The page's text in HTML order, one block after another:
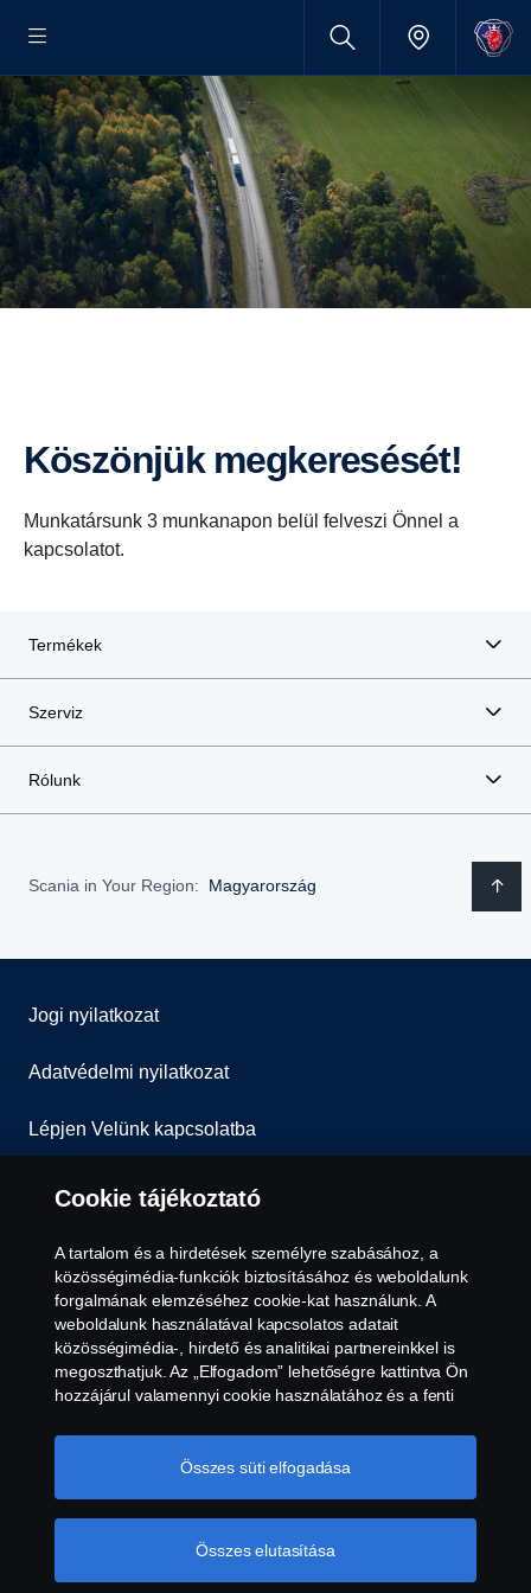
Köszönjük megkeresését!
Munkatársunk 3 munkanapon belül felveszi Önnel a
kapcsolatot.
Termékek
Szerviz
Rólunk
Scania in Your Region: Magyarország
Jogi nyilatkozat
Adatvédelmi nyilatkozat
Lépjen Velünk kapcsolatba
Általános Szerződési Feltételek
Visszaélés-bejelentés
Süti szabályzat
Cookie tájékoztató
© Copyright Scania 2026. Minden jog fenntartva.
Scania Hungária Kft., 2051 Biatorbágy, Rozália
Cookie tájékoztató
A tartalom és a hirdetések személyre szabásához, a
közösségimédia-funkciók biztosításához és weboldalunk
forgalmának elemzéséhez cookie-kat használunk. A
weboldalunk használatával kapcsolatos adatait
közösségimédia-, hirdető és analitikai partnereinkkel is
megoszthatjuk. Az „Elfogadom” lehetőségre kattintva Ön
hozzájárul valamennyi cookie használatához és a fenti
megtudni arról, hogyan használjuk a cookie-kat,
látogasson el cookie-oldalunkra, amelyet a szöveg végén
Önnek lehetősége van az egyes cookie-kal kapcsolatos
beállításokat elvégezni. További információ az
adatvédelemről
Összes elutasítása
Összes süti elfogadása